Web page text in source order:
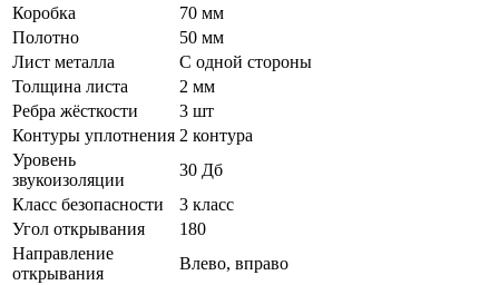
Коробка
70 мм
Полотно
50 мм
Лист металла
С одной стороны
Толщина листа
2 мм
Ребра жёсткости
3 шт
Контуры уплотнения 2 контура
Уровень
звукоизоляции
30 Дб
Класс безопасности
3 класс
Угол открывания
180
Направление
открывания
Влево, вправо